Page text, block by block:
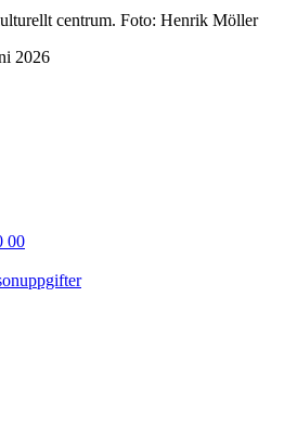
centrum. Foto: Henrik Möller
2026
00